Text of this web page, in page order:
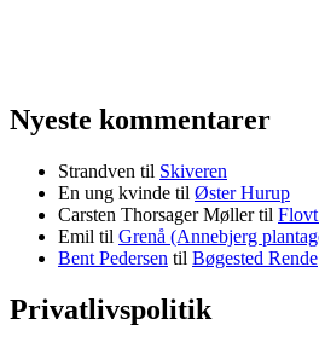
Nyeste kommentarer
Strandven til Skiveren
En ung kvinde til Øster Hurup
Carsten Thorsager Møllertil
Emil til Grenå (Annebjerg
Bent Pedersen til Bøgested Rende
Privatlivspolitik